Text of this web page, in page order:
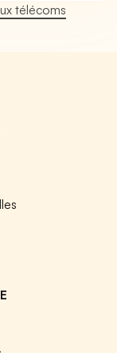
télécoms